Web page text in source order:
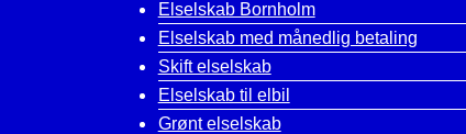
Elselskab Bornholm
Elselskab med månedlig betaling
Skift elselskab
Elselskab til elbil
Grønt elselskab